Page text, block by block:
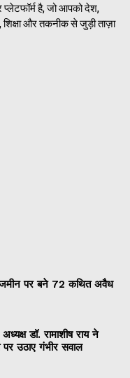
प्लेटफॉर्म है, जो आपको देश,
शिक्षा और तकनीक से जुड़ी ताज़ा
जमीन पर बने 72 कथित अवैध
डॉ. रामाशीष राय ने
पर उठाए गंभीर सवाल